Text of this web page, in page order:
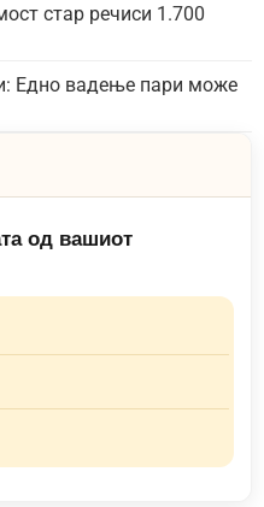
стар речиси 1.700
Едно вадење пари може
од вашиот